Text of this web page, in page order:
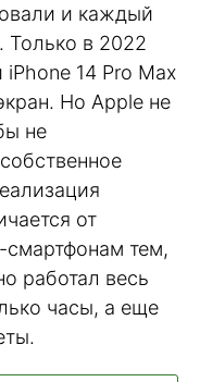
и каждый
Только в 2022
iPhone 14 Pro Max
Но Apple не
не
от
тем,
работал весь
часы, а еще